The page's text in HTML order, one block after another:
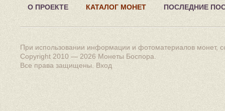
О ПРОЕКТЕ КАТАЛОГ МОНЕТ ПОСЛЕДНИЕ
При использовании информации и фотоматериалов монет,
Copyright 2010 — 2026 Монеты Боспора
Все права защищены. Вход